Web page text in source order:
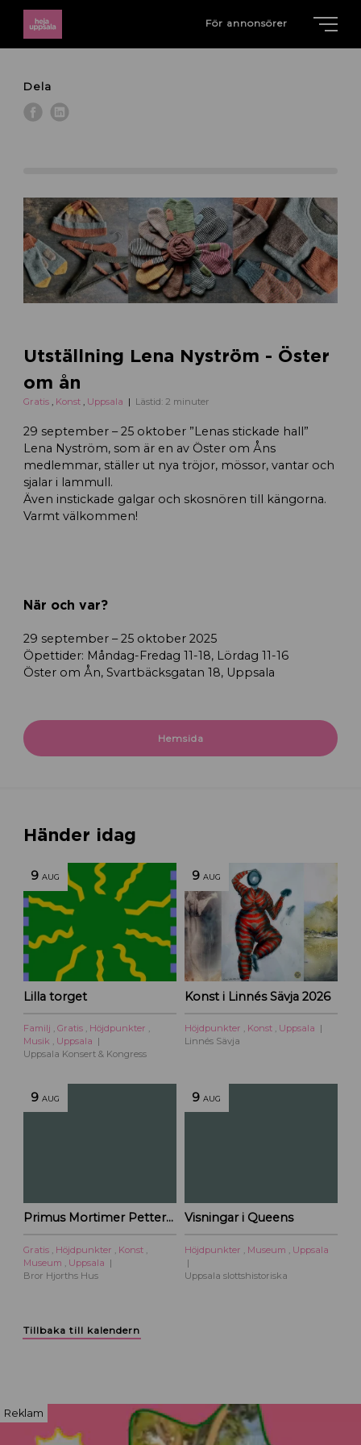
För annonsörer
Dela
Utställning Lena Nyström - Öster
om ån
Gratis Konst Uppsala Lästid: 2 minuter
29 september – 25 oktober ”Lenas stickade hall”
Lena Nyström, som är en av Öster om Åns
medlemmar, ställer ut nya tröjor, mössor, vantar och
sjalar i lammull.
Även instickade galgar och skosnören till kängorna.
Varmt välkommen!
När och var?
29 september – 25 oktober 2025
Öpettider: Måndag-Fredag 11-18, Lördag 11-16
Öster om Ån, Svartbäcksgatan 18, Uppsala
Hemsida
Händer idag
9 AUG
Lilla torget
Familj , Gratis , Höjdpunkter ,
Musik , Uppsala
Uppsala Konsert & Kongress
9 AUG
Konst i Linnés Sävja 2026
Höjdpunkter , Konst , Uppsala
Linnés Sävja
9 AUG
Primus Mortimer Pettersson
Gratis Höjdpunkter Konst
Museum
Uppsala
Bror Hjorths Hus
9 AUG
Visningar i Queens
Höjdpunkter Museum Uppsala
Uppsala slottshistoriska
Tillbaka till kalendern
Reklam